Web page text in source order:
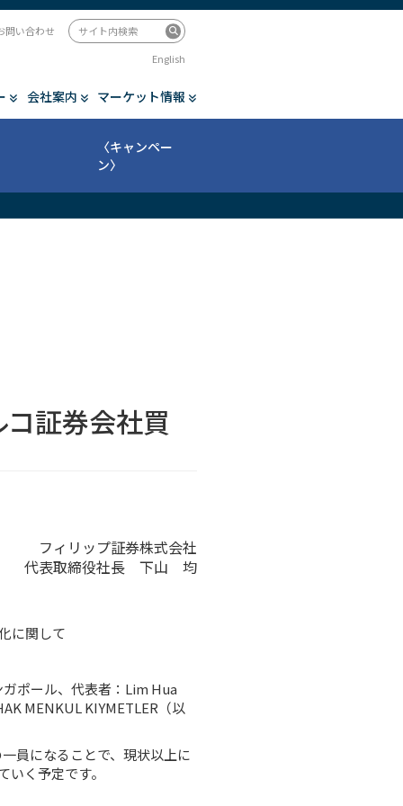
会社案内 マーケット情報
問い合わせ
English
〈キャンペー
ン〉
証券会社買
フィリップ証券株式会社
代表取締役社長 下山 均
に関して
ポール、代表者：Lim Hua
MENKUL KIYMETLER（以
員になることで、現状以上に
く予定です。